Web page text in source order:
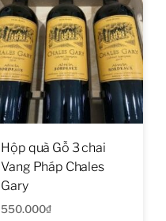
Hộp quà Gỗ 3 chai
Vang Pháp Chales
Gary
550.000₫